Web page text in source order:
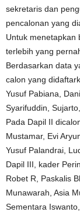
sekretaris dan
pencalonan yang
Untuk menetapkan
terlebih yang
Berdasarkan data
calon yang
Yusuf Pabiana,
Syarifuddin,
Pada Dapil II
Mustamar, Evi
Yusuf Palandrai,
Dapil III, kader
Robet R, Paskalis
Munawarah, Asia
Sementara